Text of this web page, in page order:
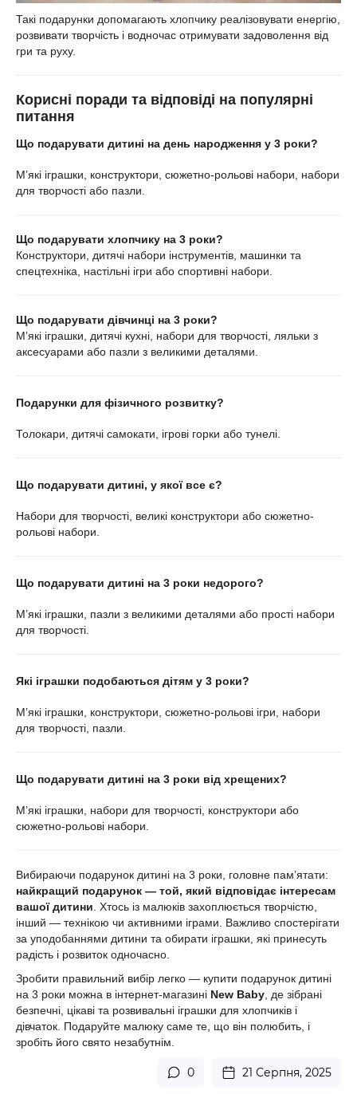
Такі подарунки допомагають хлопчику реалізовувати енергію,
розвивати творчість і водночас отримувати задоволення від
гри та руху.
Корисні поради та відповіді на популярні
питання
Що подарувати дитині на день народження у 3 роки?
М’які іграшки, конструктори, сюжетно-рольові набори, набори
для творчості або пазли.
Що подарувати хлопчику на 3 роки?
Конструктори, дитячі набори інструментів, машинки та
спецтехніка, настільні ігри або спортивні набори.
Що подарувати дівчинці на 3 роки?
М’які іграшки, дитячі кухні, набори для творчості, ляльки з
аксесуарами або пазли з великими деталями.
Подарунки для фізичного розвитку?
Толокари , дитячі самокати, ігрові горки або тунелі.
Що подарувати дитині, у якої все є?
Набори для творчості, великі конструктори або сюжетно-
рольові набори.
Що подарувати дитині на 3 роки недорого?
М’які іграшки, пазли з великими деталями або прості набори
для творчості.
Які іграшки подобаються дітям у 3 роки?
М’які іграшки, конструктори, сюжетно-рольові ігри, набори
для творчості, пазли.
Що подарувати дитині на 3 роки від хрещених?
М’які іграшки, набори для творчості, конструктори або
сюжетно-рольові набори.
Вибираючи подарунок дитині на 3 роки, головне пам’ятати:
найкращий подарунок — той, який відповідає інтересам
вашої дитини . Хтось із малюків захоплюється творчістю,
інший — технікою чи активними іграми. Важливо спостерігати
за уподобаннями дитини та обирати іграшки, які принесуть
радість і розвиток одночасно.
Зробити правильний вибір легко — купити подарунок дитині
на 3 роки можна в інтернет-магазині New Baby , де зібрані
безпечні, цікаві та розвивальні іграшки для хлопчиків і
дівчаток. Подаруйте малюку саме те, що він полюбить, і
зробіть його свято незабутнім.
0 21 Серпня, 2025